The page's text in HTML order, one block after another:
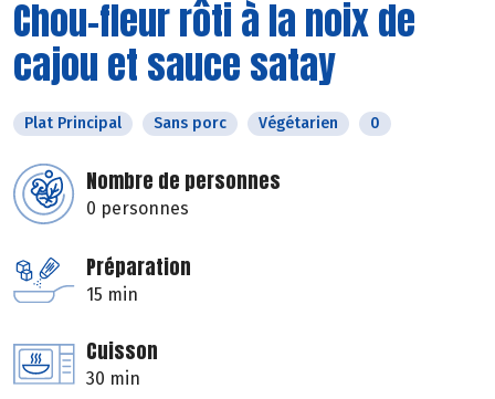
Chou-fleur rôti à la noix de
cajou et sauce satay
Plat Principal Sans porc Végétarien 0
Nombre de personnes
0 personnes
Préparation
15 min
Cuisson
30 min